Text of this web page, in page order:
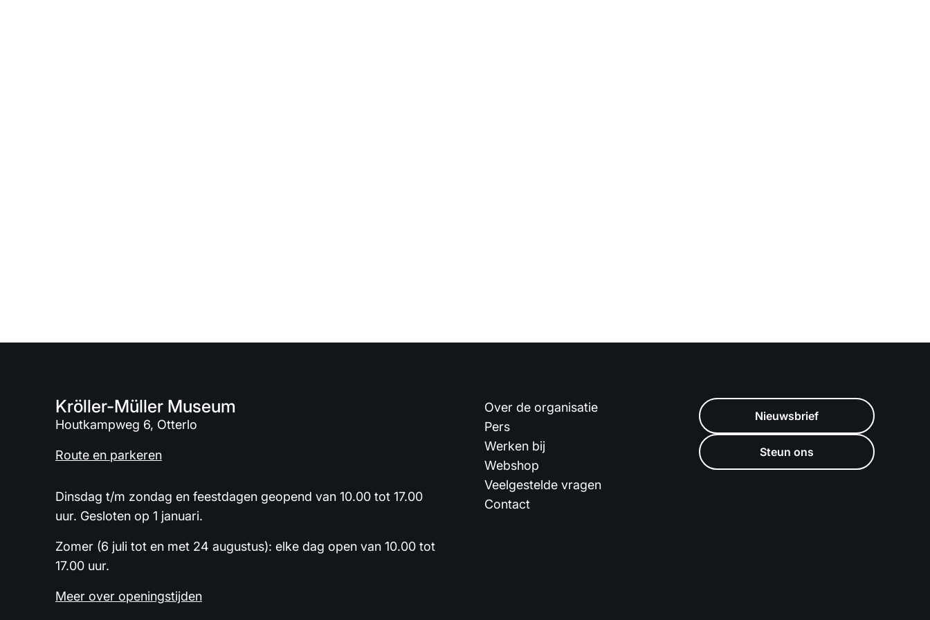
Kröller-Müller Museum
Houtkampweg 6, Otterlo
Route en parkeren
Dinsdag t/m zondag en feestdagen geopend van 10.00 tot 17.00
uur. Gesloten op 1 januari.
Zomer (6 juli tot en met 24 augustus): elke dag open van 10.00 tot
17.00 uur.
Meer over openingstijden
Over de organisatie
Pers
Werken bij
Webshop
Veelgestelde vragen
Contact
Nieuwsbrief
Steun ons